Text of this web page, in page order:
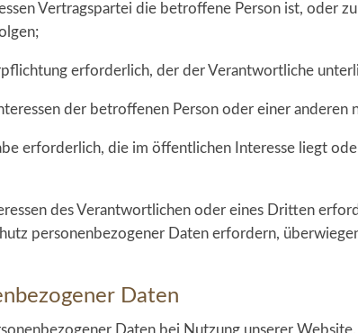
Vertragspartei die betroffene Person ist, oder
erforderlich, der der Verantwortliche
der betroffenen Person oder einer anderen
erforderlich, die im öffentlichen Interesse liegt
des Verantwortlichen oder eines Dritten
personenbezogener Daten erfordern,
Daten